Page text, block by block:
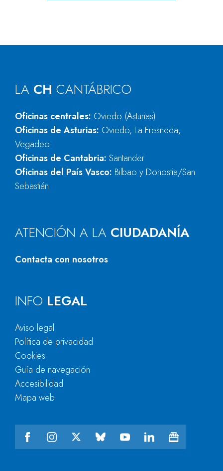
LA CH CANTÁBRICO
Oficinas centrales: Oviedo (Asturias)
Oficinas de Asturias: Oviedo, La Fresneda,
Vegadeo
Oficinas de Cantabria: Santander
Oficinas del País Vasco: Bilbao y Donostia/San
Sebastián
ATENCIÓN A LA CIUDADANÍA
Contacta con nosotros
INFO LEGAL
Aviso legal
Política de privacidad
Cookies
Guía de navegación
Accesibilidad
Mapa web